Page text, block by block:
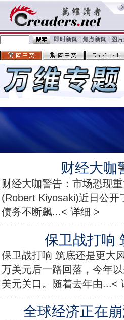
即时新闻 焦点新闻 图
财经大咖
财经大咖警告：市场恐现
(Robert Kiyosaki)近日公
债务不断飙...< 详细 >
保卫战打响
保卫战打响 筑底还是更
万美元后一路回落，今年
美元关口。随着去年由...<
全球经济正在